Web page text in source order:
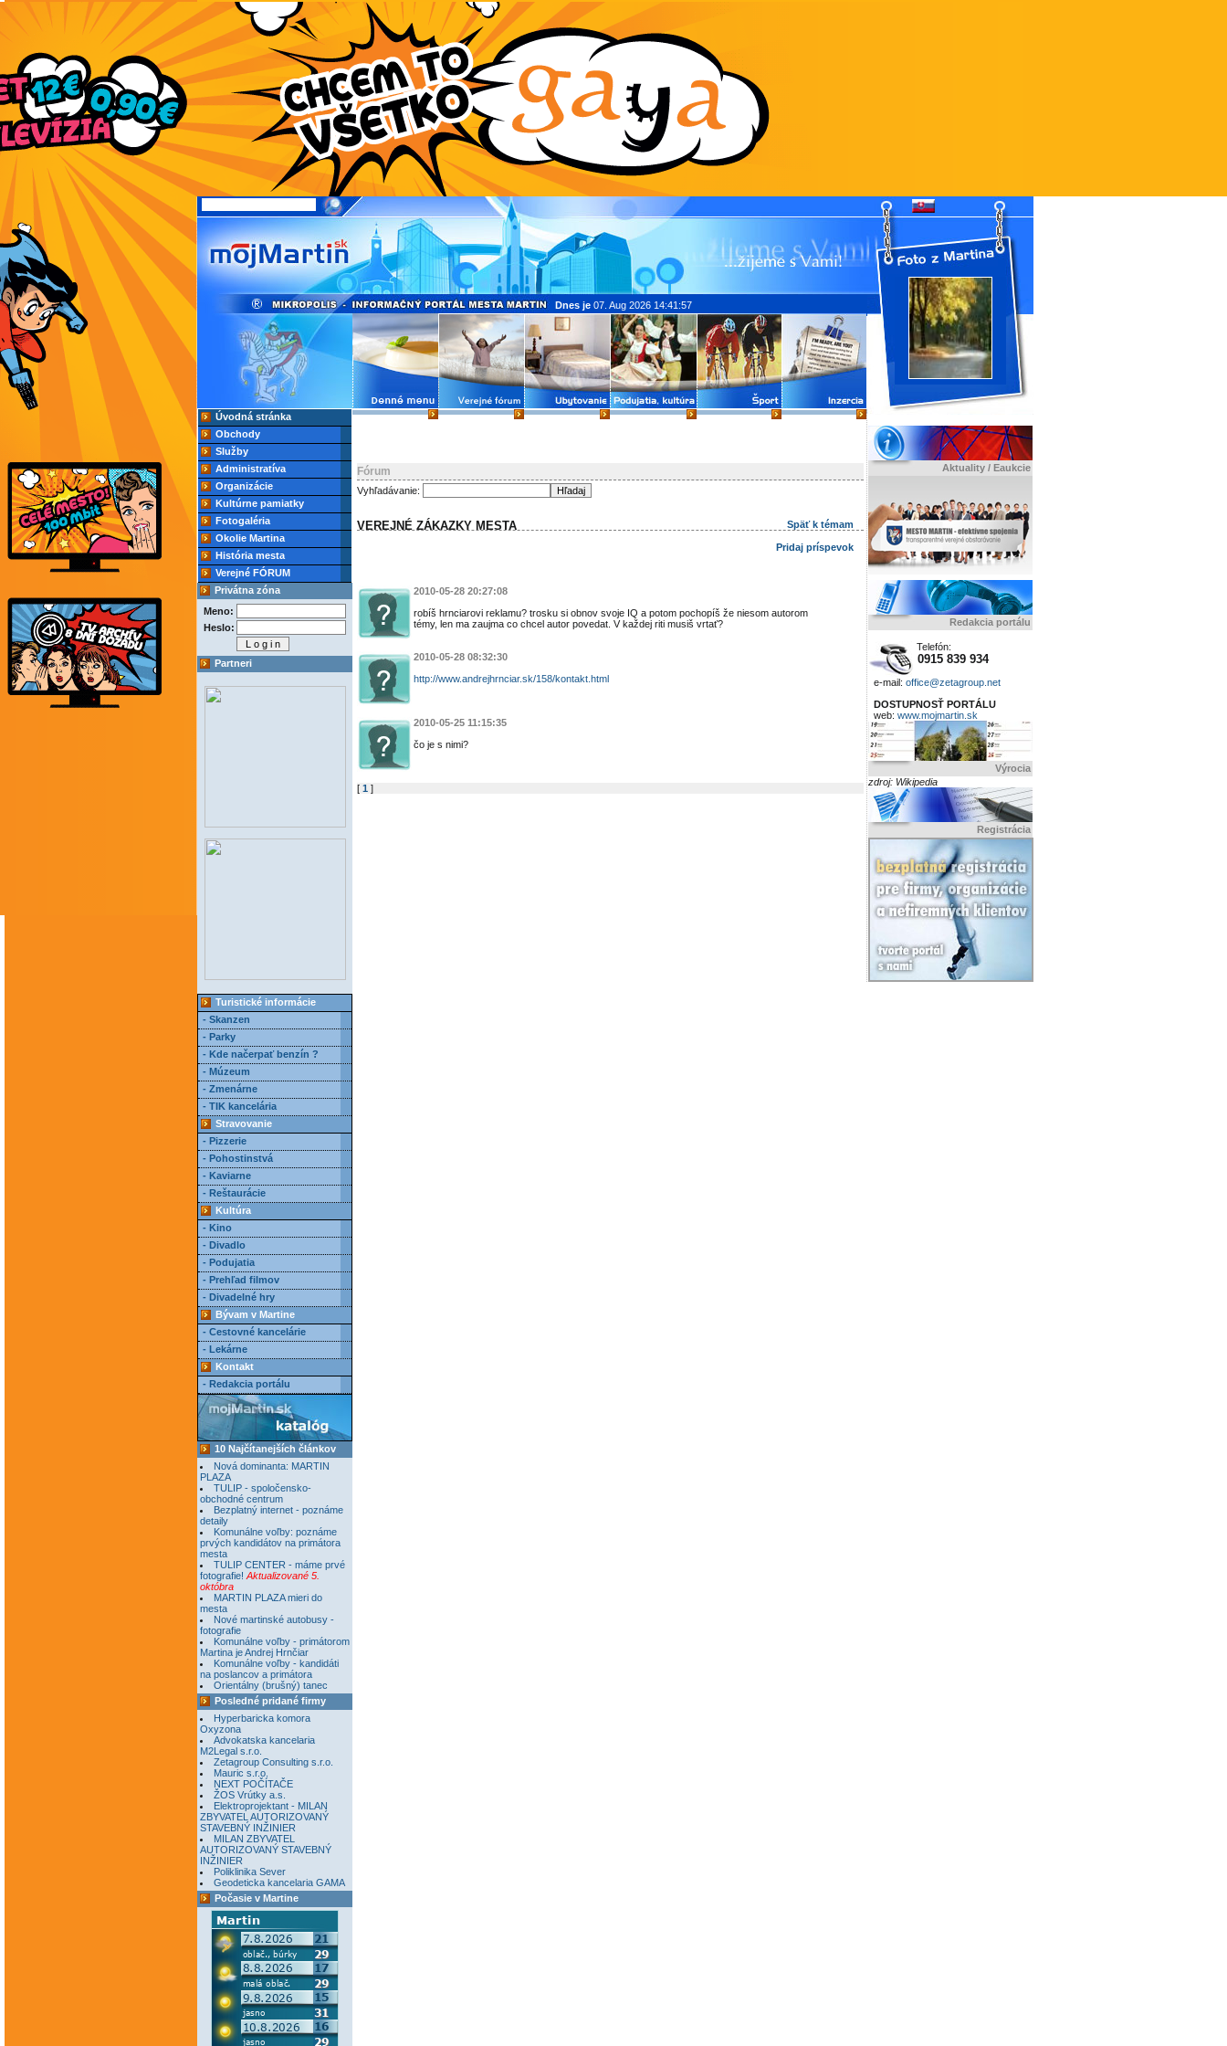
Úvodná stránka
Obchody
Služby
Administratíva
Organizácie
Kultúrne pamiatky
Fotogaléria
Okolie Martina
História mesta
Verejné FÓRUM
Privátna zóna
Meno:
Heslo:
Partneri
Turistické informácie
- Skanzen
- Parky
- Kde načerpať benzín ?
- Múzeum
- Zmenárne
- TIK kancelária
Stravovanie
- Pizzerie
- Pohostinstvá
- Kaviarne
- Reštaurácie
Kultúra
- Kino
- Divadlo
- Podujatia
- Prehľad filmov
- Divadelné hry
Bývam v Martine
- Cestovné kancelárie
- Lekárne
Kontakt
- Redakcia portálu
10 Najčítanejších článkov
Nová dominanta: MARTIN
PLAZA
TULIP - spoločensko-
obchodné centrum
Bezplatný internet - poznáme
detaily
Komunálne voľby: poznáme
prvých kandidátov na primátora
mesta
TULIP CENTER - máme prvé
fotografie! Aktualizované 5.
októbra
MARTIN PLAZA mieri do
mesta
Nové martinské autobusy -
fotografie
Komunálne voľby - primátorom
Martina je Andrej Hrnčiar
Komunálne voľby - kandidáti
na poslancov a primátora
Orientálny (brušný) tanec
Posledné pridané firmy
Hyperbaricka komora
Oxyzona
Advokatska kancelaria
M2Legal s.r.o.
Zetagroup Consulting s.r.o.
Mauric s.r.o.
NEXT POČÍTAČE
ŽOS Vrútky a.s.
Elektroprojektant - MILAN
ZBYVATEL AUTORIZOVANÝ
STAVEBNÝ INŽINIER
MILAN ZBYVATEL
AUTORIZOVANÝ STAVEBNÝ
INŽINIER
Poliklinika Sever
Geodeticka kancelaria GAMA
Počasie v Martine
Aktuality / Eaukcie
Redakcia portálu
Telefón:
0915 839 934
e-mail: office@zetagroup.net
DOSTUPNOSŤ PORTÁLU
web: www.mojmartin.sk
Výrocia
zdroj: Wikipedia
Registrácia
Dnes je 07. Aug 2026 14:41:57
Fórum
Vyhľadávanie:
VEREJNÉ ZÁKAZKY MESTA Späť k témam
Pridaj príspevok
2010-05-28 20:27:08
robíš hrnciarovi reklamu? trosku si obnov svoje IQ a potom pochopíš že niesom autorom
témy, len ma zaujma co chcel autor povedat. V každej riti musiš vrtať?
2010-05-28 08:32:30
http://www.andrejhrnciar.sk/158/kontakt.html
2010-05-25 11:15:35
čo je s nimi?
[ 1 ]